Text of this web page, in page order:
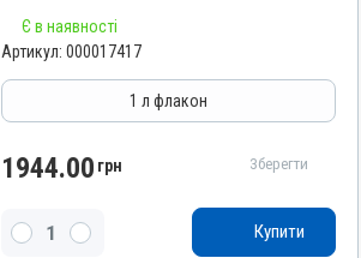
АВ-09474-01-21
Групи препаратів
Кокцидіостатики, Антипротозойні
Лікарська форма
Види тварин
Є в наявності
Артикул: 000017417
1 л флакон
1944.00 грн Зберегти
Купити